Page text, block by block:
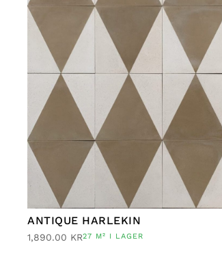
ANTIQUE HARLEKIN
1,890.00 KR27 M² I LAGER